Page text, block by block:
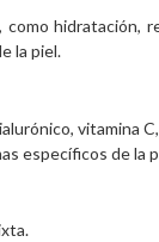
hidratación,
la piel.
vitamina
específicos de la